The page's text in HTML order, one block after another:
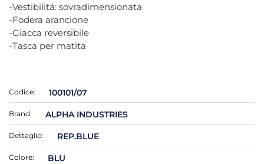
-Vestibilitá: sovradimensionata
-Fodera arancione
-Giacca reversibile
-Tasca per matita
Codice: 100101/07
Brand: ALPHA INDUSTRIES
Dettaglio: REP.BLUE
Colore: BLU